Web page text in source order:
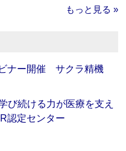
もっと見る »
ナー開催 サクラ精機
び続ける力が医療を支え
認定センター